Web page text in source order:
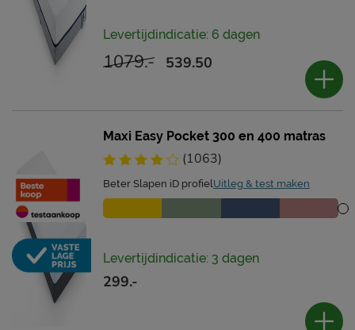
Levertijdindicatie: 6 dagen
1079.- 539.50
Maxi Easy Pocket 300 en 400 matras
(1063)
Beter Slapen iD profielUitleg & test maken
Levertijdindicatie: 3 dagen
299.-